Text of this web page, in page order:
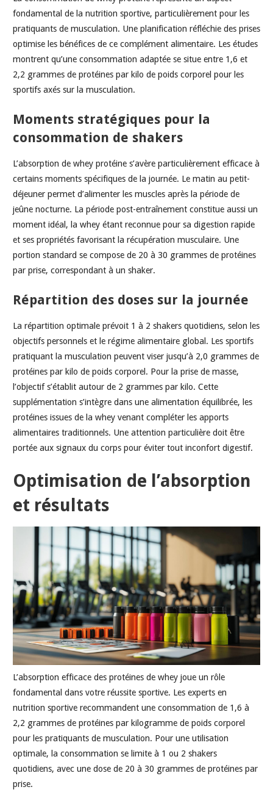
fondamental de la nutrition sportive, particulièrement pour les
pratiquants de musculation. Une planification réfléchie des prises
optimise les bénéfices de ce complément alimentaire. Les études
montrent qu’une consommation adaptée se situe entre 1,6 et
2,2 grammes de protéines par kilo de poids corporel pour les
sportifs axés sur la musculation.
Moments stratégiques pour la
consommation de shakers
L’absorption de whey protéine s’avère particulièrement efficace à
certains moments spécifiques de la journée. Le matin au petit-
déjeuner permet d’alimenter les muscles après la période de
jeûne nocturne. La période post-entraînement constitue aussi un
moment idéal, la whey étant reconnue pour sa digestion rapide
et ses propriétés favorisant la récupération musculaire. Une
portion standard se compose de 20 à 30 grammes de protéines
par prise, correspondant à un shaker.
Répartition des doses sur la journée
La répartition optimale prévoit 1 à 2 shakers quotidiens, selon les
objectifs personnels et le régime alimentaire global. Les sportifs
pratiquant la musculation peuvent viser jusqu’à 2,0 grammes de
protéines par kilo de poids corporel. Pour la prise de masse,
l’objectif s’établit autour de 2 grammes par kilo. Cette
supplémentation s’intègre dans une alimentation équilibrée, les
protéines issues de la whey venant compléter les apports
alimentaires traditionnels. Une attention particulière doit être
portée aux signaux du corps pour éviter tout inconfort digestif.
Optimisation de l’absorption
et résultats
L’absorption efficace des protéines de whey joue un rôle
fondamental dans votre réussite sportive. Les experts en
nutrition sportive recommandent une consommation de 1,6 à
2,2 grammes de protéines par kilogramme de poids corporel
pour les pratiquants de musculation. Pour une utilisation
optimale, la consommation se limite à 1 ou 2 shakers
quotidiens, avec une dose de 20 à 30 grammes de protéines par
prise.